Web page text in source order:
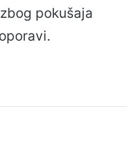
pokušaja